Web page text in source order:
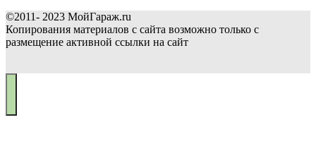
©2011- 2023 МойГараж.ru
Копирования материалов с сайта возможно только с
размещение активной ссылки на сайт